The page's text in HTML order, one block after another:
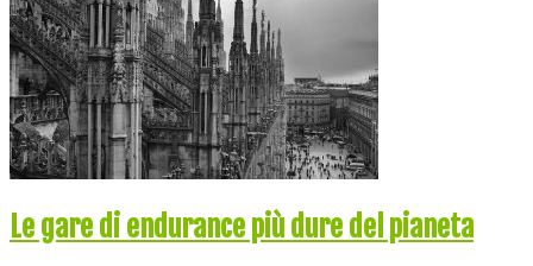
Le gare di endurance più dure del pianeta